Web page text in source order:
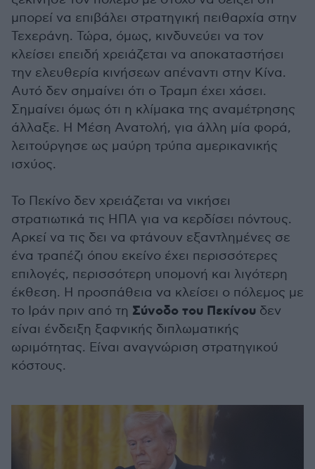
μπορεί να επιβάλει στρατηγική πειθαρχία στην
Τεχεράνη. Τώρα, όμως, κινδυνεύει να τον
κλείσει επειδή χρειάζεται να αποκαταστήσει
την ελευθερία κινήσεων απέναντι στην Κίνα.
Αυτό δεν σημαίνει ότι ο Τραμπ έχει χάσει.
Σημαίνει όμως ότι η κλίμακα της αναμέτρησης
άλλαξε. Η Μέση Ανατολή, για άλλη μία φορά,
λειτούργησε ως μαύρη τρύπα αμερικανικής
ισχύος.
Το Πεκίνο δεν χρειάζεται να νικήσει
στρατιωτικά τις ΗΠΑ για να κερδίσει πόντους.
Αρκεί να τις δει να φτάνουν εξαντλημένες σε
ένα τραπέζι όπου εκείνο έχει περισσότερες
επιλογές, περισσότερη υπομονή και λιγότερη
έκθεση. Η προσπάθεια να κλείσει ο πόλεμος με
το Ιράν πριν από τη Σύνοδο του Πεκίνου δεν
είναι ένδειξη ξαφνικής διπλωματικής
ωριμότητας. Είναι αναγνώριση στρατηγικού
κόστους.